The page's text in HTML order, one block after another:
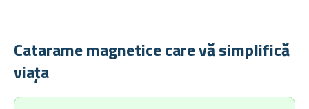
Catarame magnetice care vă simplifică
viața